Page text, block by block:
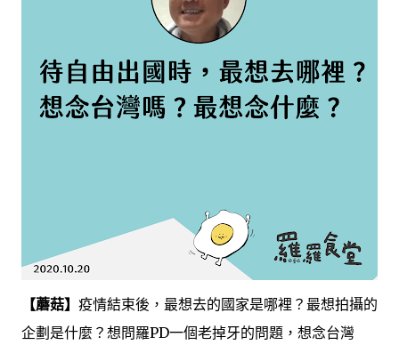
【蘑菇】 疫情結束後，最想去的國家是哪裡？最想拍攝的
企劃是什麼？想問羅PD一個老掉牙的問題，想念台灣